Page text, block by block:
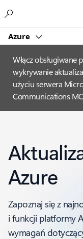
Azure
Włącz obsługiwane
wykrywanie
użyciu serwera
Communications
Azure
Zapoznaj się z
i funkcji platformy
wymagań